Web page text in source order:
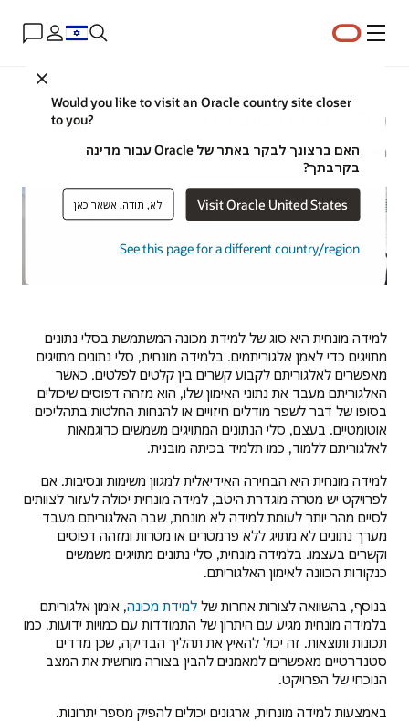
תפריט
Would you like to visit an Oracle country site closer
to you?
האם ברצונך לבקר באתר של Oracle עבור מדינה
בקרבתך?
Visit Oracle United States לא, תודה. אשאר כאן
See this page for a different country/region
מהי למידה מונחית?
מייקל צ'ן | אסטרטג תוכן | 24 באפריל 2024
למידה מונחית היא סוג של למידת מכונה המשתמשת בסלי נתונים
מתויגים כדי לאמן אלגוריתמים. בלמידה מונחית, סלי נתונים מתויגים
מאפשרים לאלגוריתם לקבוע קשרים בין קלטים לפלטים. כאשר
האלגוריתם מעבד את נתוני האימון שלו, הוא מזהה דפוסים שיכולים
בסופו של דבר לשפר מודלים חיזויים או להנחות החלטות בתהליכים
אוטומטיים. בעצם, סלי הנתונים המתויגים משמשים כדוגמאות
לאלגוריתם ללמוד, כמו תלמיד בכיתה מובנית.
למידה מונחית היא הבחירה האידיאלית למגוון משימות ונסיבות. אם
לפרויקט יש מטרה מוגדרת היטב, למידה מונחית יכולה לעזור לצוותים
לסיים מהר יותר לעומת למידה לא מונחת, שבה האלגוריתם מעבד
מערך נתונים לא מתויג ללא פרמטרים או מטרות ומזהה דפוסים
וקשרים בעצמו. בלמידה מונחית, סלי נתונים מתויגים משמשים
כנקודות הכוונה לאימון האלגוריתם.
בנוסף, בהשוואה לצורות אחרות של למידת מכונה, אימון אלגוריתם
בלמידה מונחית מגיע עם היתרון של התמודדות עם כמויות ידועות, כמו
תכונות ותוצאות. זה יכול להאיץ את תהליך הבדיקה, שכן מדדים
סטנדרטיים מאפשרים למאמנים להבין בצורה מוחשית את המצב
הנוכחי של הפרויקט.
באמצעות למידה מונחית, ארגונים יכולים להפיק מספר יתרונות.